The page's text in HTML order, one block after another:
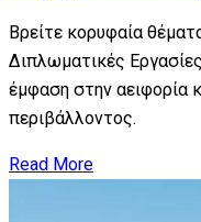
Βρείτε κορυφαία
Διπλωματικές
έμφαση στην αειφορία
περιβάλλοντος.
Read More